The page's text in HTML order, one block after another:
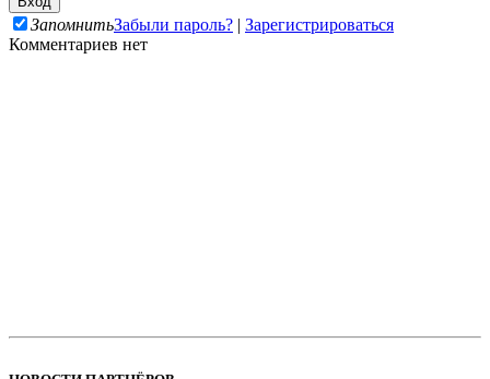
ЗапомнитьЗабыли пароль? | Зарегистрироваться
Комментариев нет